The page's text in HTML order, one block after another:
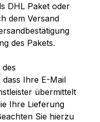
DHL Paket oder
dem Versand
des Pakets.
dass Ihre E-Mail
übermittelt
Ihre Lieferung
Sie hierzu